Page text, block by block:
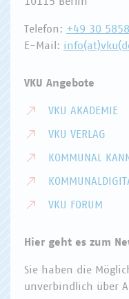
Telefon: +49 30
E-Mail:
VKU Angebote
VKU AKADEMIE
VKU VERLAG
KOMMUNAL KANN
VKU FORUM
Hier geht es zum
Sie haben die
unverbindlich über